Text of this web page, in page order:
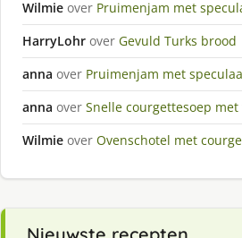
Wilmie over Pruimenjam met
HarryLohr over Gevuld Turks brood
anna over Pruimenjam met
anna over Snelle courgettesoep met
Wilmie over Ovenschotel met